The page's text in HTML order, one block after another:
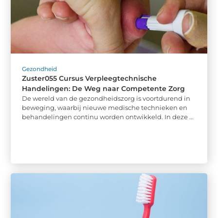
Gezondheid
Zuster055 Cursus Verpleegtechnische
Handelingen: De Weg naar Competente Zorg
De wereld van de gezondheidszorg is voortdurend in
beweging, waarbij nieuwe medische technieken en
behandelingen continu worden ontwikkeld. In deze ...